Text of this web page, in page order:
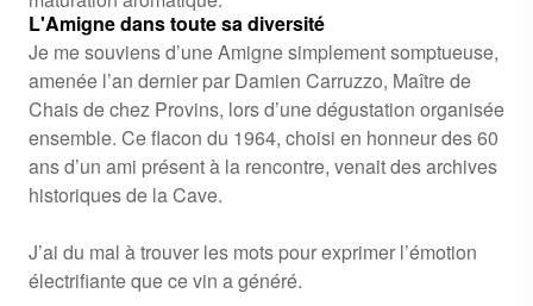
L'Amigne dans toute sa diversité
Je me souviens d’une Amigne simplement somptueuse,
amenée l’an dernier par Damien Carruzzo, Maître de
Chais de chez Provins, lors d’une dégustation organisée
ensemble. Ce flacon du 1964, choisi en honneur des 60
ans d’un ami présent à la rencontre, venait des archives
historiques de la Cave.
J’ai du mal à trouver les mots pour exprimer l’émotion
électrifiante que ce vin a généré.